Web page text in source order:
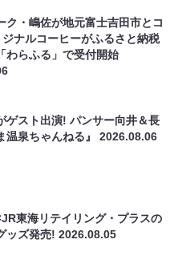
ク・嶋佐が地元富士吉田市とコ
ナルコーヒーがふるさと納税
わらふる」で受付開始
ゲスト出演! パンサー向井＆長
温泉ちゃんねる』2026.08.06
東海リテイリング・プラスの
ッズ発売!2026.08.05